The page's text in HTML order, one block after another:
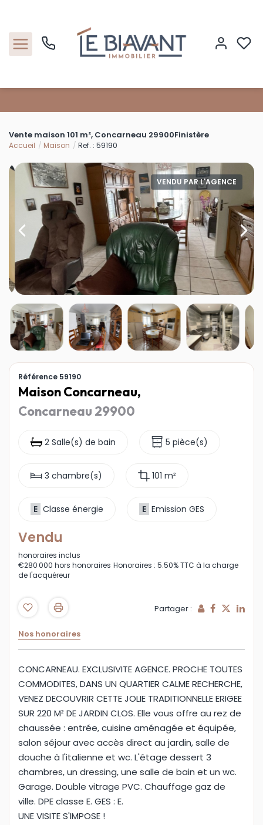
Nos biens
Estimation
Nos agences
Contact
Vente maison 101 m², Concarneau 29900Finistère
Accueil Maison Ref. : 59190
VENDU PAR L'AGENCE
Référence 59190
Maison Concarneau,
Concarneau 29900
2 Salle(s) de bain 5 pièce(s)
3 chambre(s) 101 m²
E Classe énergie E Emission GES
Vendu
honoraires inclus
€280 000 hors honoraires Honoraires : 5.50% TTC à la charge
de l'acquéreur
Partager :
Nos honoraires
CONCARNEAU. EXCLUSIVITE AGENCE. PROCHE TOUTES
COMMODITES, DANS UN QUARTIER CALME RECHERCHE,
VENEZ DECOUVRIR CETTE JOLIE TRADITIONNELLE ERIGEE
SUR 220 M² DE JARDIN CLOS. Elle vous offre au rez de
chaussée : entrée, cuisine aménagée et équipée,
salon séjour avec accès direct au jardin, salle de
douche à l'italienne et wc. L'étage dessert 3
chambres, un dressing, une salle de bain et un wc.
Garage. Double vitrage PVC. Chauffage gaz de
ville. DPE classe E. GES : E.
UNE VISITE S'IMPOSE !